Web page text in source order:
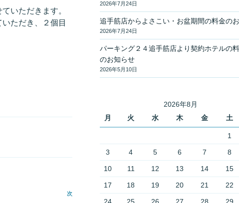
いただきます。
ただき、２個目
次
2026年7月24日
追手筋店からよさこい・お盆期間の料金の
2026年7月24日
パーキング２４追手筋店より契約ホテルの
のお知らせ
2026年5月10日
2026年8月
月
火 水 木 金 土
1
3 4 5 6 7 8
10 11 12 13 14 15
17 18 19 20 21 22